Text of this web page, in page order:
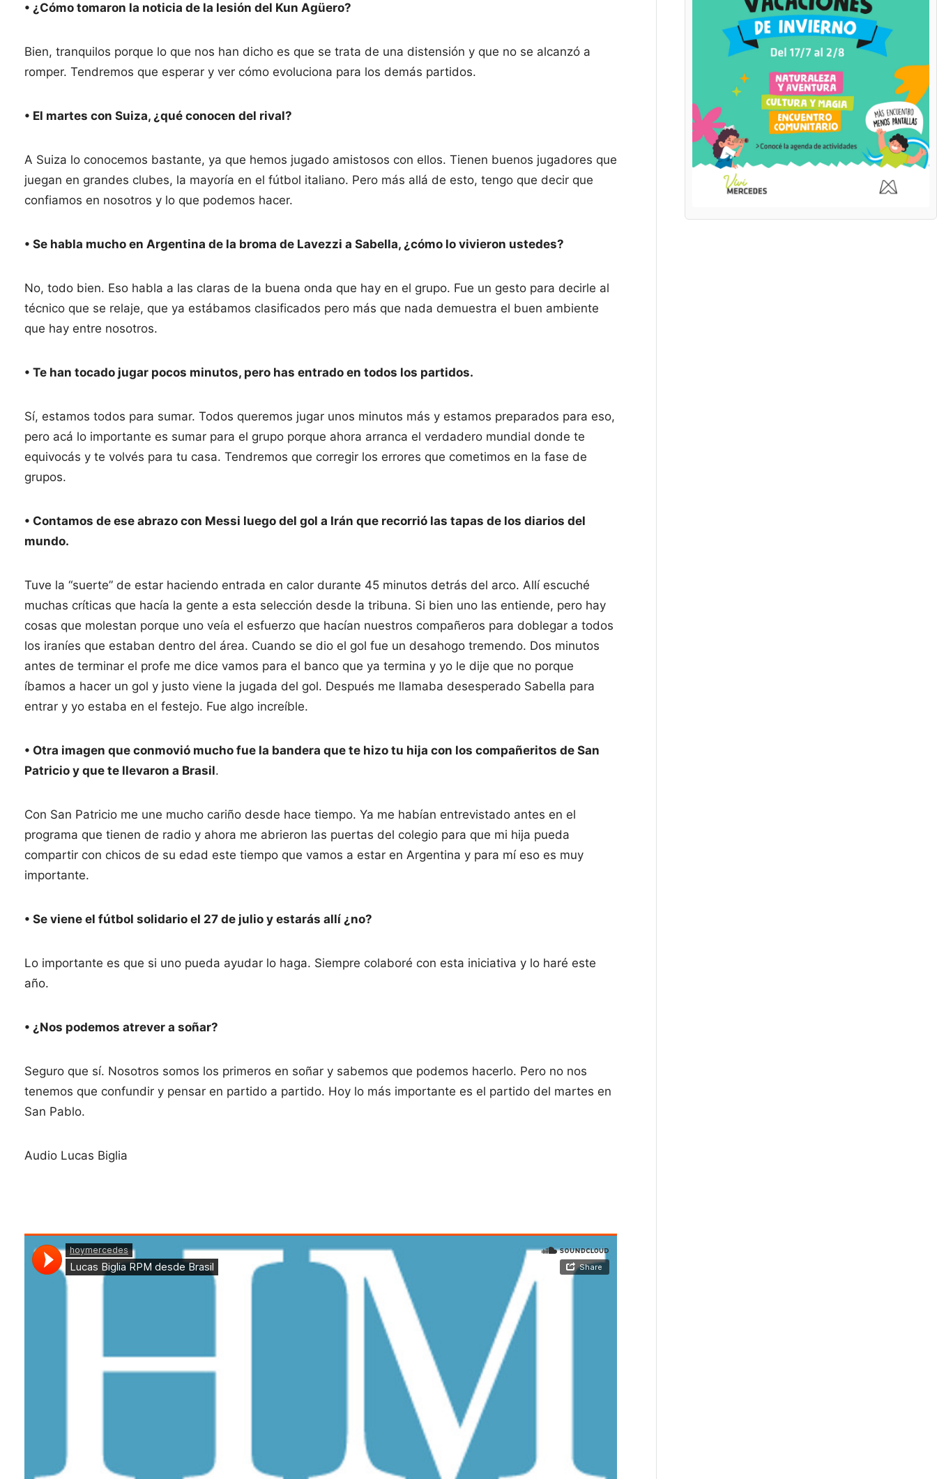
• ¿Cómo tomaron la noticia de la lesión del Kun Agüero?
Bien, tranquilos porque lo que nos han dicho es que se trata de una distensión y que no se alcanzó a
romper. Tendremos que esperar y ver cómo evoluciona para los demás partidos.
• El martes con Suiza, ¿qué conocen del rival?
A Suiza lo conocemos bastante, ya que hemos jugado amistosos con ellos. Tienen buenos jugadores que
juegan en grandes clubes, la mayoría en el fútbol italiano. Pero más allá de esto, tengo que decir que
confiamos en nosotros y lo que podemos hacer.
• Se habla mucho en Argentina de la broma de Lavezzi a Sabella, ¿cómo lo vivieron ustedes?
No, todo bien. Eso habla a las claras de la buena onda que hay en el grupo. Fue un gesto para decirle al
técnico que se relaje, que ya estábamos clasificados pero más que nada demuestra el buen ambiente
que hay entre nosotros.
• Te han tocado jugar pocos minutos, pero has entrado en todos los partidos.
Sí, estamos todos para sumar. Todos queremos jugar unos minutos más y estamos preparados para eso,
pero acá lo importante es sumar para el grupo porque ahora arranca el verdadero mundial donde te
equivocás y te volvés para tu casa. Tendremos que corregir los errores que cometimos en la fase de
grupos.
• Contamos de ese abrazo con Messi luego del gol a Irán que recorrió las tapas de los diarios del
mundo.
Tuve la “suerte” de estar haciendo entrada en calor durante 45 minutos detrás del arco. Allí escuché
muchas críticas que hacía la gente a esta selección desde la tribuna. Si bien uno las entiende, pero hay
cosas que molestan porque uno veía el esfuerzo que hacían nuestros compañeros para doblegar a todos
los iraníes que estaban dentro del área. Cuando se dio el gol fue un desahogo tremendo. Dos minutos
antes de terminar el profe me dice vamos para el banco que ya termina y yo le dije que no porque
íbamos a hacer un gol y justo viene la jugada del gol. Después me llamaba desesperado Sabella para
entrar y yo estaba en el festejo. Fue algo increíble.
• Otra imagen que conmovió mucho fue la bandera que te hizo tu hija con los compañeritos de San
Patricio y que te llevaron a Brasil.
Con San Patricio me une mucho cariño desde hace tiempo. Ya me habían entrevistado antes en el
programa que tienen de radio y ahora me abrieron las puertas del colegio para que mi hija pueda
compartir con chicos de su edad este tiempo que vamos a estar en Argentina y para mí eso es muy
importante.
• Se viene el fútbol solidario el 27 de julio y estarás allí ¿no?
Lo importante es que si uno pueda ayudar lo haga. Siempre colaboré con esta iniciativa y lo haré este
año.
• ¿Nos podemos atrever a soñar?
Seguro que sí. Nosotros somos los primeros en soñar y sabemos que podemos hacerlo. Pero no nos
tenemos que confundir y pensar en partido a partido. Hoy lo más importante es el partido del martes en
San Pablo.
Audio Lucas Biglia